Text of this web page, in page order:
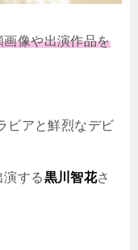
像や出演作品を
ビアと鮮烈なデビ
する黒川智花さ